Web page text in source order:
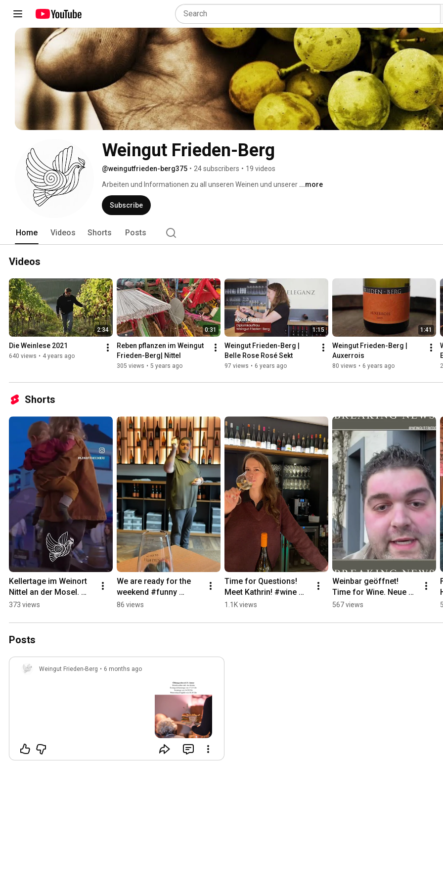
Weingut Frieden-Berg
@weingutfrieden-berg375 • 24 subscribers • 19 videos
Arbeiten und Informationen zu all unseren Weinen und unserer ...more
Subscribe
Home Videos Shorts Posts
Videos
2:34
Die Weinlese 2021
640 views • 4 years ago
0:31
Reben pflanzen im Weingut
Frieden-Berg| Nittel
305 views • 5 years ago
1:15
Weingut Frieden-Berg |
Belle Rose Rosé Sekt
97 views • 6 years ago
1:41
Weingut Frieden-Berg |
Auxerrois
80 views • 6 years ago
Shorts
Kellertage im Weinort
Nittel an der Mosel.
Kommt ins Weingut
Wohl:-)
373 views
We are ready for the
weekend #funny
#mosel #wine
#comedy #winelover
86 views
Time for Questions!
Meet Kathrin! #wine
#winetasting #vinothek
1.1K views
Weinbar geöffnet!
Time for Wine. Neue
Terrasse wird gebaut🧡
567 views
Posts
Weingut Frieden-Berg • 6 months ago